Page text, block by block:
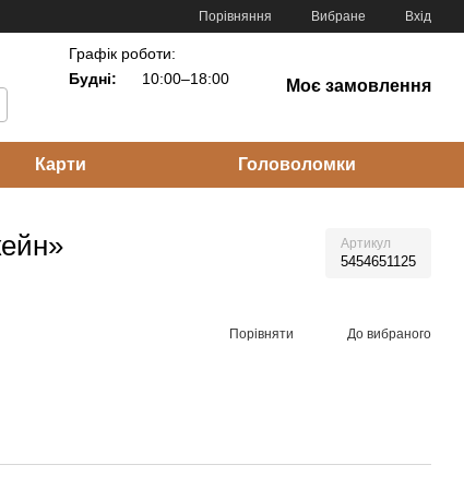
Порівняння Вибране Вхід
Графік роботи:
Будні:
10:00–18:00 Моє замовлення
Карти Головоломки
Артикул
5454651125
Порівняти До вибраного